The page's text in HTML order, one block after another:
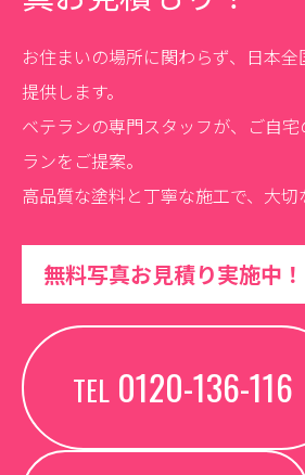
お住まいの場所に関わらず、日本
提供します。
ベテランの専門スタッフが、ご自
ランをご提案。
高品質な塗料と丁寧な施工で、大切
無料写真お見積り実施中！
TEL0120-136-116